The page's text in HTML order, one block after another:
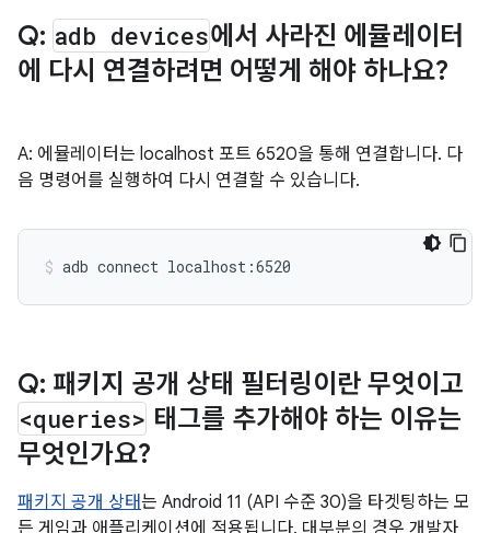
Q: adb devices에서 사라진 에뮬레이터
에 다시 연결하려면 어떻게 해야 하나요?
A: 에뮬레이터는 localhost 포트 6520을 통해 연결합니다. 다
음 명령어를 실행하여 다시 연결할 수 있습니다.
adb connect localhost:6520
Q: 패키지 공개 상태 필터링이란 무엇이고
<queries> 태그를 추가해야 하는 이유는
무엇인가요?
패키지 공개 상태는 Android 11 (API 수준 30)을 타겟팅하는 모
든 게임과 애플리케이션에 적용됩니다. 대부분의 경우 개발자